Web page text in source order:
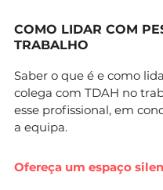
COMO LIDAR COM
TRABALHO
Saber o que é e como
colega com TDAH no
esse profissional, em
a equipa.
Ofereça um espaço